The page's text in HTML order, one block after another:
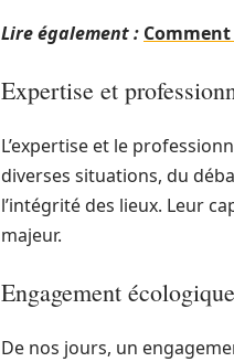
Lire également :
Expertise et
L’expertise et le
diverses situations, du
l’intégrité des lieux. Leur
majeur.
Engagement écologique
De nos jours, un